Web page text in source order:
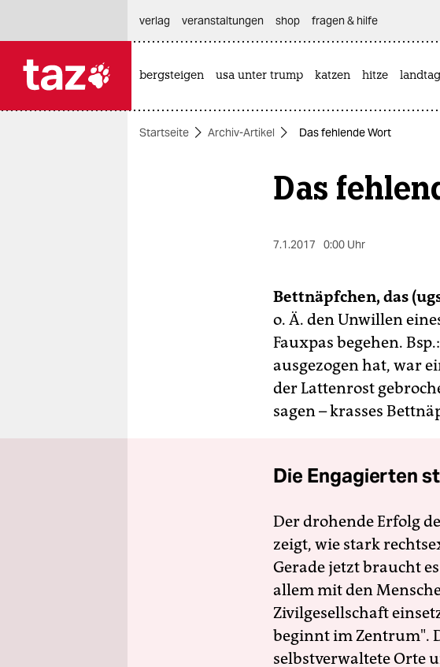
themen
verlag
veranstaltungen shop fragen & hilfe
bergsteigen usa unter trump katzen hitze
Startseite Archiv-Artikel Das fehlende Wort
Das
7.1.2017 0:00 Uhr
Bettnäpfchen, das
o. Ä. den Unwillen
Fauxpas begehen.
ausgezogen hat, war
der Lattenrost
sagen – krasses
Die Engagierten
Der drohende Erfolg
zeigt, wie stark
Gerade jetzt braucht
allem mit den
Zivilgesellschaft
beginnt im Zentrum".
selbstverwaltete Orte